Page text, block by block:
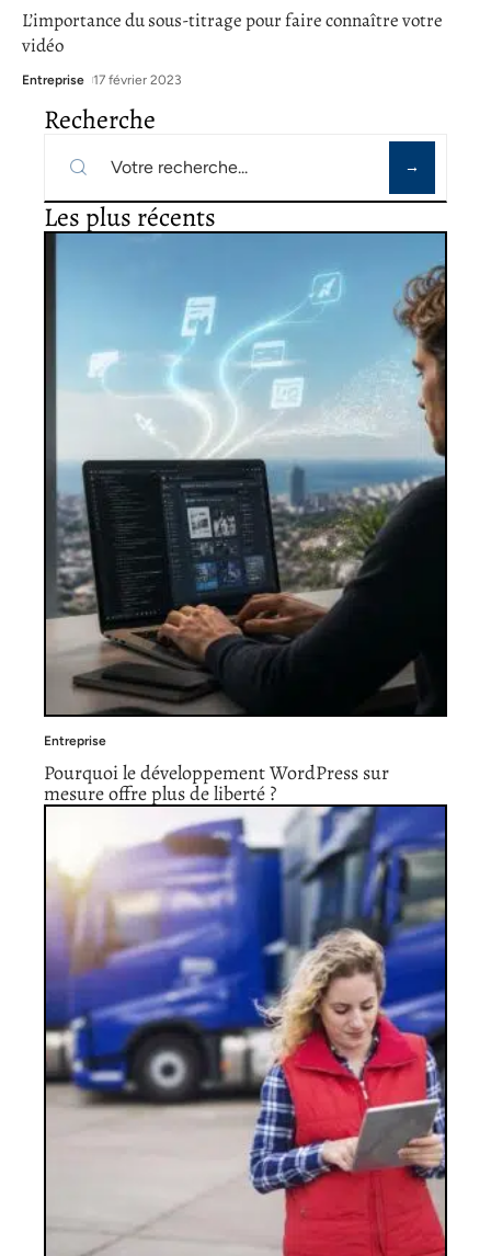
L’importance du sous-titrage pour faire connaître votre
vidéo
Entreprise 17 février 2023
Recherche
Les plus récents
Entreprise
Pourquoi le développement WordPress sur
mesure offre plus de liberté ?